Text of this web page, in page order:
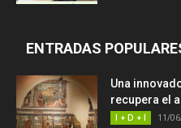
ENTRADAS
Una
recupera el
I + D + I 11/